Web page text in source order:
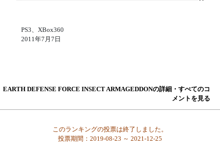
PS3、XBox360
2011年7月7日
EARTH DEFENSE FORCE INSECT ARMAGEDDONの詳細・すべてのコ
メントを見る
このランキングの投票は終了しました。
投票期間：2019-08-23 ～ 2021-12-25